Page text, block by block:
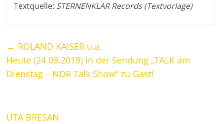
Textquelle: STERNENKLAR Records (Textvorlage)
← ROLAND KAISER u.a.
Heute (24.09.2019) in der Sendung „TALK am
Dienstag – NDR Talk Show“ zu Gast!
UTA BRESAN